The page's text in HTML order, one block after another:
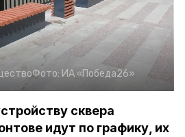
Фото: ИА «Победа26»
сквера
идут по графику, их